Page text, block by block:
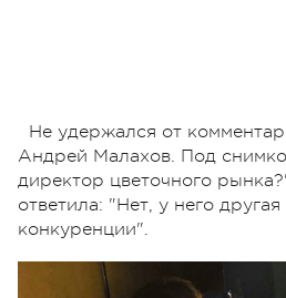
Не удержался от
Андрей Малахов. Под
директор цветочного
ответила: "Нет, у него
конкуренции".